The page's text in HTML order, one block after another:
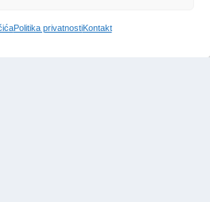
Politika privatnostiKontakt